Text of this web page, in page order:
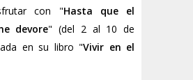
con "Hasta que el
devore" (del 2 al 10 de
en su libro "Vivir en el